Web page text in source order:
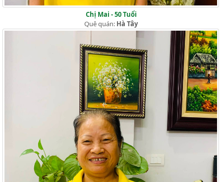
Chị Mai - 50 Tuổi
Quê quán: Hà Tây